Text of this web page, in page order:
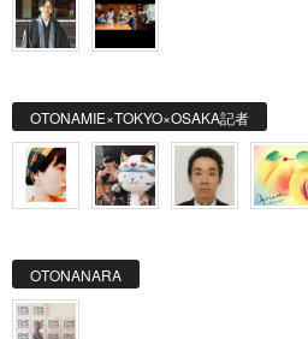
OTONAMIE×TOKYO×OSAKA記者
OTONANARA